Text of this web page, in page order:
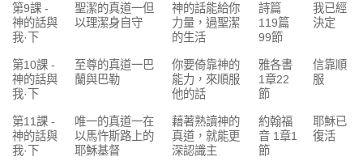
第9課 -
神的話與
我·下
聖潔的真道一但
以理潔身自守
神的話能給你
力量，過聖潔
的生活
詩篇
119篇
99節
我已經
決定
第10課 -
神的話與
我·下
至尊的真道一巴
蘭與巴勒
你要倚靠神的
能力，來順服
他的話
雅各書
1章22
節
信靠順
服
第11課 -
神的話與
我·下
唯一的真道一在
以馬忤斯路上的
耶穌基督
藉著熟讀神的
真道，就能更
深認識主
約翰福
音 1章1
節
耶穌已
復活